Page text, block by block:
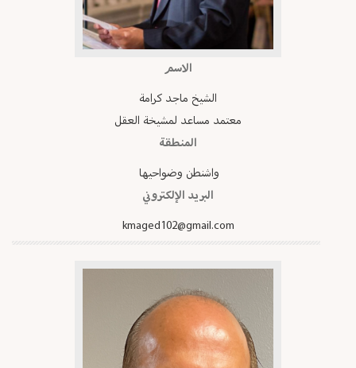
الاسم
الشيخ ماجد كرامة
معتمد مساعد لمشيخة العقل
المنطقة
واشنطن وضواحيها
البريد الإلكتروني
kmaged102@gmail.com